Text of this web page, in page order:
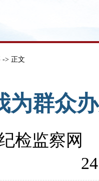
-> 正文
为群众
检监察网